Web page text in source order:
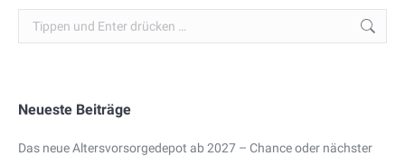
Search:
Neueste Beiträge
Das neue Altersvorsorgedepot ab 2027 – Chance oder nächster